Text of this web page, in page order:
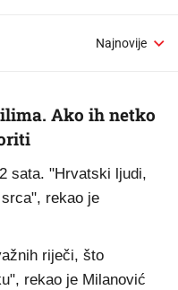
Ako ih netko
sata. "Hrvatski ljudi,
rekao je
riječi, što
rekao je Milanović